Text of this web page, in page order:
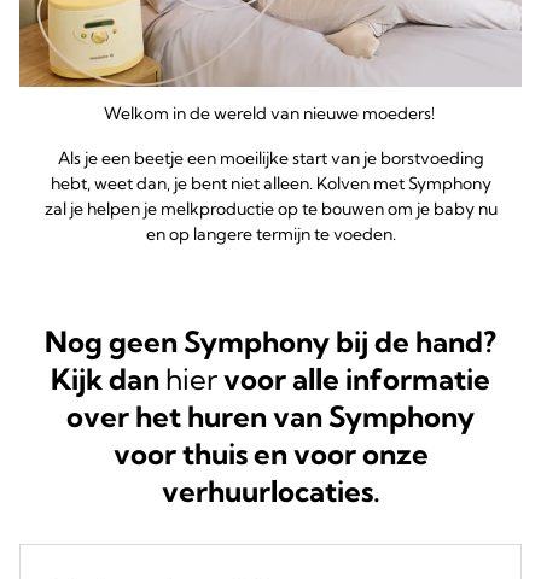
Welkom in de wereld van nieuwe moeders!
Als je een beetje een moeilijke start van je borstvoeding
hebt, weet dan, je bent niet alleen. Kolven met Symphony
zal je helpen je melkproductie op te bouwen om je baby nu
en op langere termijn te voeden.
Nog geen Symphony bij de hand?
Kijk dan hiervoor alle informatie
over het huren van Symphony
voor thuis en voor onze
verhuurlocaties.